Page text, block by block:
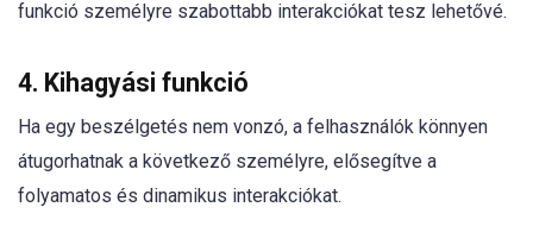
funkció személyre szabottabb interakciókat tesz lehetővé.
4. Kihagyási funkció
Ha egy beszélgetés nem vonzó, a felhasználók könnyen
átugorhatnak a következő személyre, elősegítve a
folyamatos és dinamikus interakciókat.